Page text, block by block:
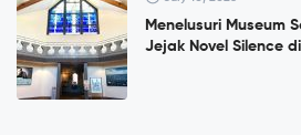
Menelusuri Museum
Jejak Novel Silence